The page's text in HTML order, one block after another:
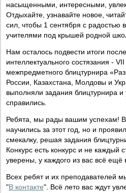
насыщенными, интересными,
Отдыхайте, узнавайте новое,
сил, чтобы 1 сентября с радостью
учителями под крышей родной
Нам осталось подвести итоги
интеллектуального состязания -
межпредметного блицтурнира
России, Казахстана, Молдовы и
выполняли задания блицтурнира
справились.
Ребята, мы рады вашим успехам!
научились за этот год, но и
смекалку, решая задания
Конкурс есть конкурс и не
уверены, у каждого из вас всё ещё
Всех ребят и их преподавателей
"В контакте". Всё лето вас ждут